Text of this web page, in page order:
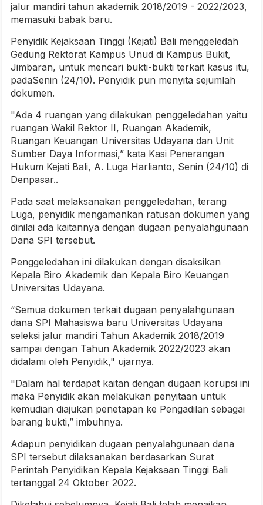
jalur mandiri tahun akademik 2018/2019 - 2022/2023,
memasuki babak baru.
Penyidik Kejaksaan Tinggi (Kejati) Bali menggeledah
Gedung Rektorat Kampus Unud di Kampus Bukit,
Jimbaran, untuk mencari bukti-bukti terkait kasus itu,
padaSenin (24/10). Penyidik pun menyita sejumlah
dokumen.
"Ada 4 ruangan yang dilakukan penggeledahan yaitu
ruangan Wakil Rektor II, Ruangan Akademik,
Ruangan Keuangan Universitas Udayana dan Unit
Sumber Daya Informasi,” kata Kasi Penerangan
Hukum Kejati Bali, A. Luga Harlianto, Senin (24/10) di
Denpasar..
Pada saat melaksanakan penggeledahan, terang
Luga, penyidik mengamankan ratusan dokumen yang
dinilai ada kaitannya dengan dugaan penyalahgunaan
Dana SPI tersebut.
Penggeledahan ini dilakukan dengan disaksikan
Kepala Biro Akademik dan Kepala Biro Keuangan
Universitas Udayana.
“Semua dokumen terkait dugaan penyalahgunaan
dana SPI Mahasiswa baru Universitas Udayana
seleksi jalur mandiri Tahun Akademik 2018/2019
sampai dengan Tahun Akademik 2022/2023 akan
didalami oleh Penyidik," ujarnya.
"Dalam hal terdapat kaitan dengan dugaan korupsi ini
maka Penyidik akan melakukan penyitaan untuk
kemudian diajukan penetapan ke Pengadilan sebagai
barang bukti,” imbuhnya.
Adapun penyidikan dugaan penyalahgunaan dana
SPI tersebut dilaksanakan berdasarkan Surat
Perintah Penyidikan Kepala Kejaksaan Tinggi Bali
tertanggal 24 Oktober 2022.